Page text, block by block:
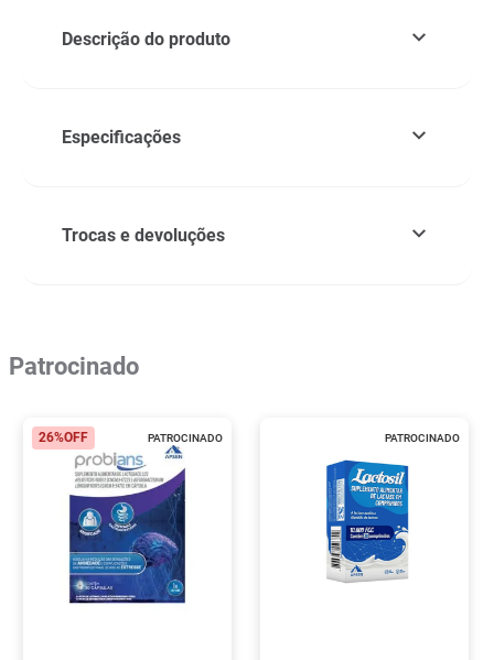
Descrição do produto
Especificações
Trocas e devoluções
Patrocinado
PATROCINADO
26%OFF PATROCINADO